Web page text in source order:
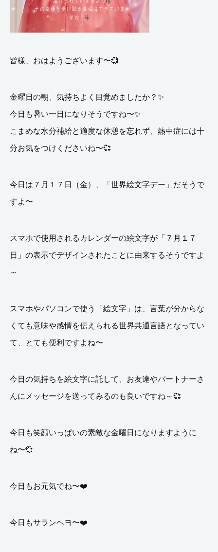
皆様、おはようございます〜💞
金曜日の朝、気持ちよく目覚めましたか？✨
今日も暑い一日になりそうですね〜✨
こまめな水分補給と適度な休憩を忘れず、熱中症には十
分お気をつけくださいね〜💞
今日は７月１７日（金）、「世界絵文字デー」だそうで
すよ〜
スマホで使用されるカレンダーの絵文字が「７月１７
日」の表示でデザインされたことに由来するそうですよ
～
スマホやパソコンで使う「絵文字」は、言葉が分からな
くても意味や感情を伝えられる世界共通言語となってい
て、とても便利ですよね〜
今日の気持ちを絵文字に託して、お友達やパートナーさ
んにメッセージを送ってみるのも良いですね～💞
今日も笑顔いっぱいの素敵な金曜日になりますように
ね〜💞
今日もお元気でね〜❤️
今日もサランヘヨ〜❤️